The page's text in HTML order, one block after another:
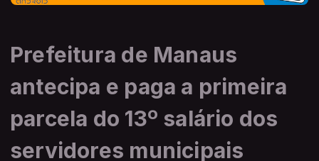
Prefeitura de Manaus
antecipa e paga a primeira
parcela do 13º salário dos
servidores municipais